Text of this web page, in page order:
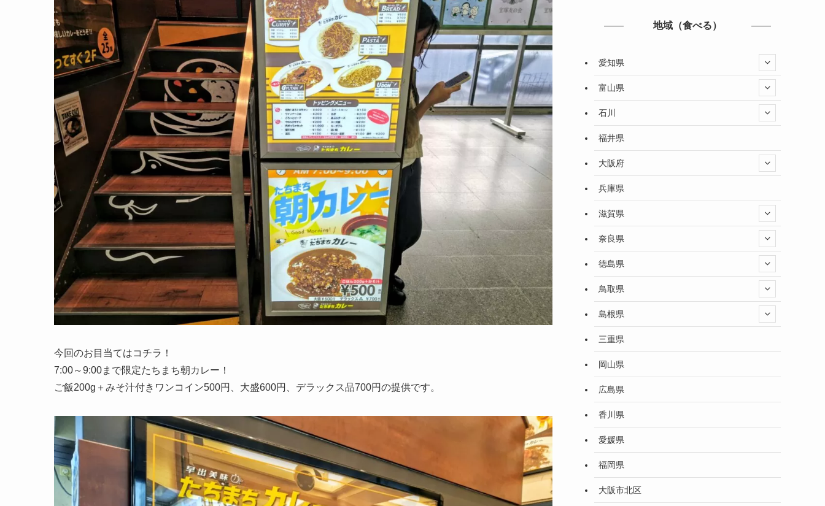
今回のお目当てはコチラ！
7:00～9:00まで限定たちまち朝カレー！
ご飯200g＋みそ汁付きワンコイン500円、大盛600円、デラックス品700円の提供です。
地域（食べる）
愛知県
富山県
石川
福井県
大阪府
兵庫県
滋賀県
奈良県
徳島県
鳥取県
島根県
三重県
岡山県
広島県
香川県
愛媛県
福岡県
大阪市北区